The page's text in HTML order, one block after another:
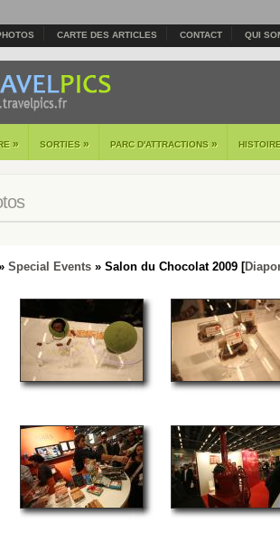
CARTE DES ARTICLES CONTACT QUI
» SORTIES » PARC D'ATTRACTIONS »
Special Events » Salon du Chocolat 2009 [